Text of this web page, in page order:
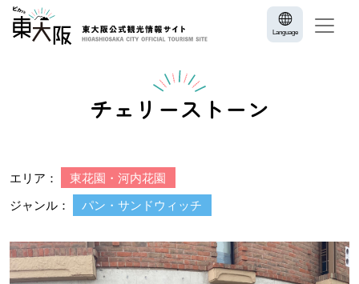
Language
チェリーストーン
エリア： 東花園・河内花園
ジャンル： パン・サンドウィッチ